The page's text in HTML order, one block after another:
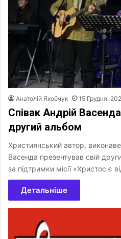
Анатолій Якобчук 15 Грудня,
Співак Андрій
другий альбом
Християнський автор,
Васенда презентував свій
за підтримки місії «Христос є
Детальніше